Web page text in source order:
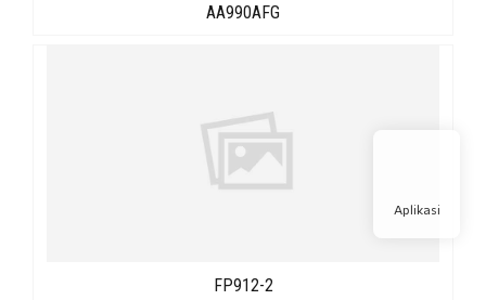
AA990AFG
FP912-2
Aplikasi